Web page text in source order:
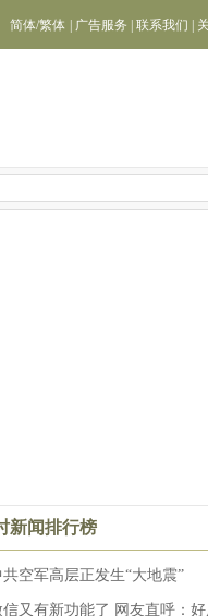
简体/繁体 广告服务 联系我们
新闻排行榜
共空军高层正发生“大地震”
信又有新功能了 网友直呼：好